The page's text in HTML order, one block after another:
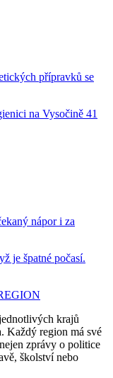
přípravků se
na Vysočině 41
nápor i za
je špatné počasí.
krajů
Každý region má své
zprávy o politice
školství nebo